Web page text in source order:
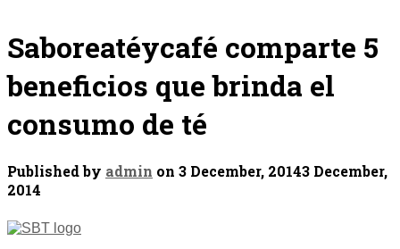
Saboreatéycafé comparte 5
beneficios que brinda el
consumo de té
Published by admin on 3 December, 20143 December,
2014